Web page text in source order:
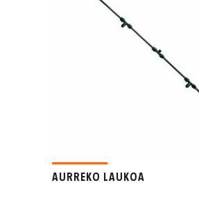
AURREKO LAUKOA